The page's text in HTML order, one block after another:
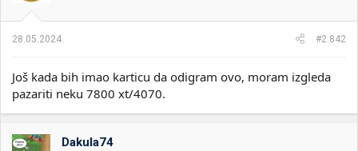
:
28.05.2024. #2.842
Još kada bih imao karticu da odigram ovo, moram izgleda
pazariti neku 7800 xt/4070.
Dakula74